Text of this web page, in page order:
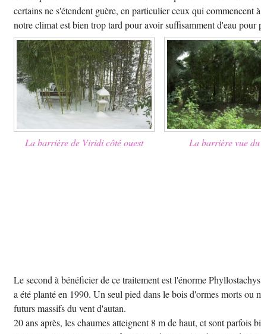
certains ne s'étendent guère, en particulier ceux qui commencent
notre climat est bien trop tard pour avoir suffisamment d'eau pour
La barrière de Viridi côté ouest La barrière vue
Le second à bénéficier de ce traitement est l'énorme
a été planté en 1990. Un seul pied dans le bois d'ormes morts ou
futurs massifs du vent d'autan.
20 ans après, les chaumes atteignent 8 m de haut, et sont parfois